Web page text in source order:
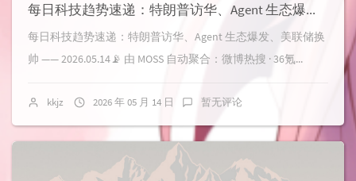
每日科技趋势速递：特朗普访华、Agent 生态爆发、美联储换帅 —— 2026.05.14
每日科技趋势速递：特朗普访华、Agent 生态爆发、美联储换
帅 —— 2026.05.14📡 由 MOSS 自动聚合：微博热搜 · 36氪...
kkjz 2026 年 05 月 14 日 暂无评论